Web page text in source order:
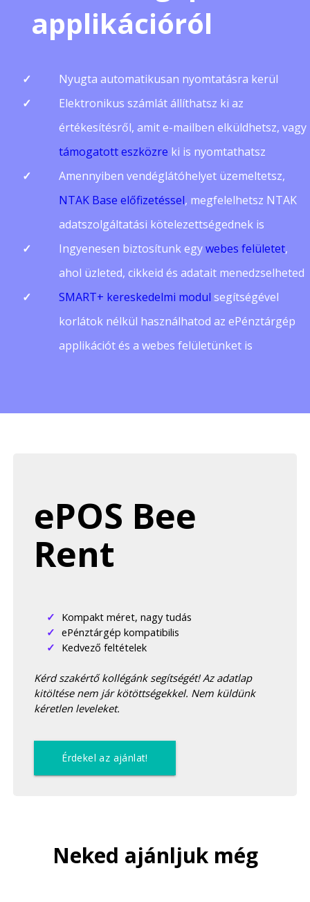
applikációról
Nyugta automatikusan nyomtatásra kerül
Elektronikus számlát állíthatsz ki az
értékesítésről, amit e-mailben elküldhetsz, vagy
támogatott eszközre ki is nyomtathatsz
Amennyiben vendéglátóhelyet üzemeltetsz,
NTAK Base előfizetéssel, megfelelhetsz NTAK
adatszolgáltatási kötelezettségednek is
Ingyenesen biztosítunk egywebes felületet,
ahol üzleted, cikkeid és adatait menedzselheted
SMART+ kereskedelmi modul segítségével
korlátok nélkül használhatod az ePénztárgép
applikációt és a webes felületünket is
ePOS Bee
Rent
Kompakt méret, nagy tudás
ePénztárgép kompatibilis
Kedvező feltételek
Kérd szakértő kollégánk segítségét! Az adatlap
kitöltése nem jár kötöttségekkel. Nem küldünk
kéretlen leveleket.
Érdekel az ajánlat!
Neked ajánljuk még